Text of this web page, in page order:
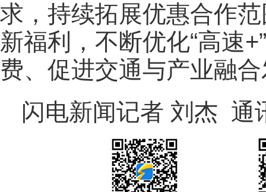
求，持续拓展优惠合作
新福利，不断优化“高速
费、促进交通与产业融
闪电新闻记者 刘杰 通